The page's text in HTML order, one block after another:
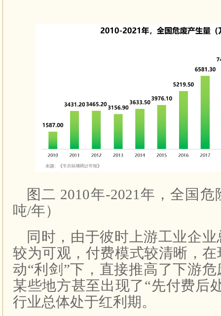
图二 2010年-2021年，全国
吨/年）
同时，由于彼时上游工业企
较为可观，付费模式较清晰，
动“利剑”下，直接推高了下游
某些地方甚至出现了“先付费后
行业总体处于红利期。